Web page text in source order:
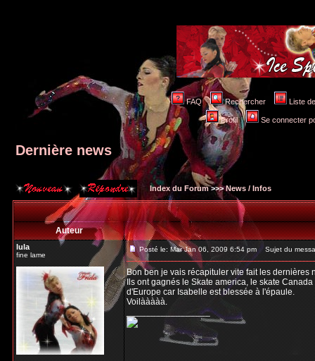
FAQ Rechercher Liste
Profil Se connecter
Dernière news
Index du Forum>>>News / Infos
Auteur
lula
fine lame
Posté le: Mar Jan 06, 2009 6:54 pm Sujet du
Bon ben je vais récapituler vite fait les dernières
Ils ont gagnés le Skate america, le skate
d'Europe car Isabelle est blessée à l'épaule.
Voilààààà.
_________________